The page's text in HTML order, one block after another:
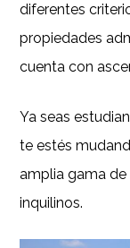
diferentes
propiedades
cuenta con
Ya seas
te estés
amplia gama
inquilinos.